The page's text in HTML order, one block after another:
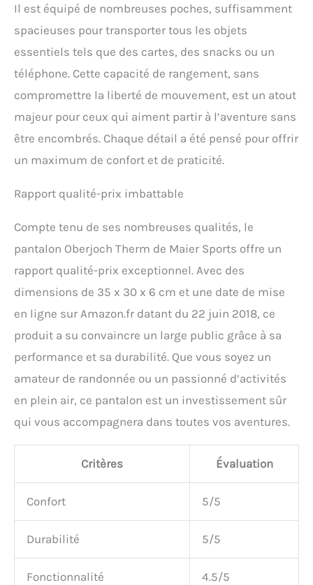
Il est équipé de nombreuses poches, suffisamment
spacieuses pour transporter tous les objets
essentiels tels que des cartes, des snacks ou un
téléphone. Cette capacité de rangement, sans
compromettre la liberté de mouvement, est un atout
majeur pour ceux qui aiment partir à l’aventure sans
être encombrés. Chaque détail a été pensé pour offrir
un maximum de confort et de praticité.
Rapport qualité-prix imbattable
Compte tenu de ses nombreuses qualités, le
pantalon Oberjoch Therm de Maier Sports offre un
rapport qualité-prix exceptionnel. Avec des
dimensions de 35 x 30 x 6 cm et une date de mise
en ligne sur Amazon.fr datant du 22 juin 2018, ce
produit a su convaincre un large public grâce à sa
performance et sa durabilité. Que vous soyez un
amateur de randonnée ou un passionné d’activités
en plein air, ce pantalon est un investissement sûr
qui vous accompagnera dans toutes vos aventures.
Critères Évaluation
Confort 5/5
Durabilité 5/5
Fonctionnalité 4.5/5